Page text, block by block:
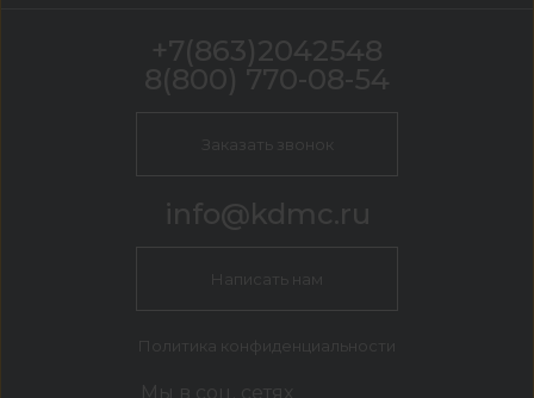
+7(863)2042548
8(800) 770-08-54
Заказать звонок
info@kdmc.ru
Написать нам
Политика конфиденциальности
Мы в соц. сетях